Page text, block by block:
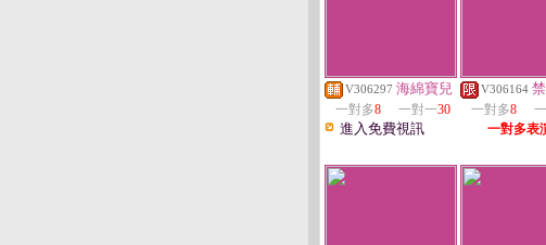
V306297 海綿寶兒
一對多8 一對一30
進入免費視訊
V306164
一對多8
一對多表